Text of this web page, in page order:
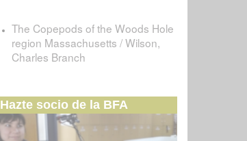
The Copepods of the Woods Hole
region Massachusetts / Wilson,
Charles Branch
Hazte socio de la BFA